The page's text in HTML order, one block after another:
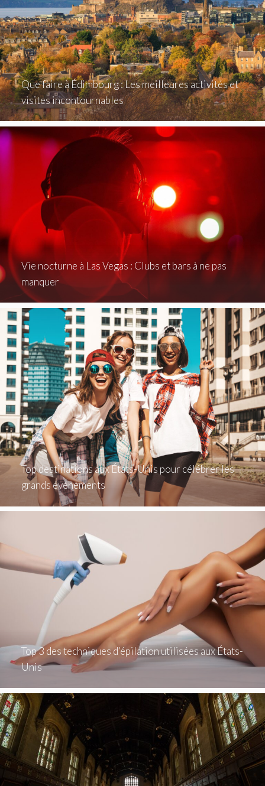
Que faire à Édimbourg : Les meilleures activités et
visites incontournables
Vie nocturne à Las Vegas : Clubs et bars à ne pas
manquer
Top destinations aux États-Unis pour célébrer les
grands événements
Top 3 des techniques d’épilation utilisées aux États-
Unis